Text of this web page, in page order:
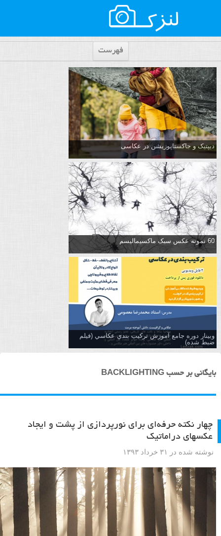
فهرست
دیپتیک و جاکستا‌پوزیشن در عکاسی
60 نمونه عکس سبک ماکسیمالیسم
وبینار دوره جامع آموزش تركيب بندي عكاسي (فیلم
ضبط شده)
بایگانی بر حسب BACKLIGHTING
چهار نکته حرفه‌ای برای نورپردازی از پشت و ایجاد
عکسهای دراماتیک
نوشته شده در ۳۱ خرداد ۱۳۹۳